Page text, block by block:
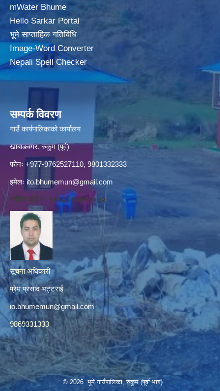
mWater Bhume
Hello Sarkar Portal
भूमे साप्ताहिक गतिविधि
Image-Word Converter
Nepali Spell Checker
सम्पर्क विवरण
गाउँ कार्यपालिकाको कार्यालय
खाबाङबगर, रुकुम (पूर्व)
फोनः +977-9762527110, 9801332333
इमेलः ito.bhumemun@gmail.com
नोटिस बोर्ड नं. १६१८०८८४१३०७२
सूचना अधिकारी
प्रेम प्रसाद भट्टराई
io.bhumemun@gmail.com
9869331333
© 2026 भूमे गाउँपालिका, रुकुम (पूर्वी भाग)